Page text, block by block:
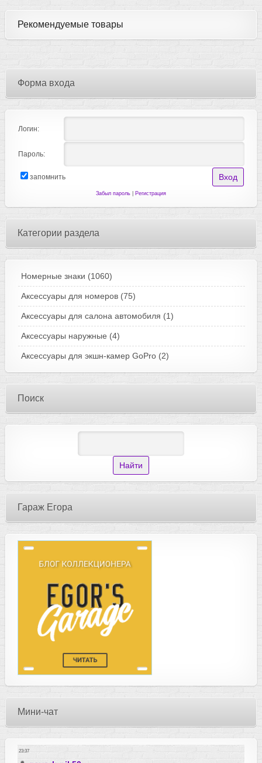
Рекомендуемые товары
Форма входа
Логин:
Пароль:
запомнить
Забыл пароль| Регистрация
Категории раздела
Номерные знаки (1060)
Аксессуары для номеров (75)
Аксессуары для салона автомобиля (1)
Аксессуары наружные (4)
Аксессуары для экшн-камер GoPro (2)
Поиск
Гараж Егора
Мини-чат